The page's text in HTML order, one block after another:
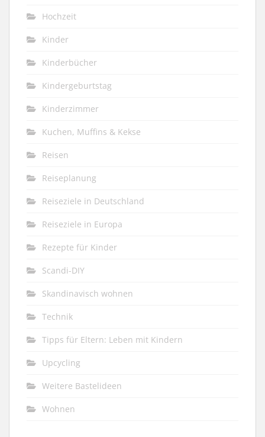
Hochzeit
Kinder
Kinderbücher
Kindergeburtstag
Kinderzimmer
Kuchen, Muffins & Kekse
Reisen
Reiseplanung
Reiseziele in Deutschland
Reiseziele in Europa
Rezepte für Kinder
Scandi-DIY
Skandinavisch wohnen
Technik
Tipps für Eltern: Leben mit Kindern
Upcycling
Weitere Bastelideen
Wohnen